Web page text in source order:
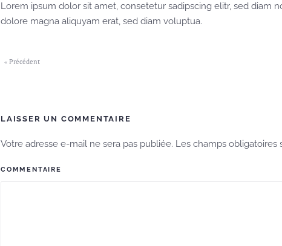
Lorem ipsum dolor sit amet, consetetur sadipscing elitr, sed diam
dolore magna aliquyam erat, sed diam voluptua.
« Précédent
LAISSER UN COMMENTAIRE
Votre adresse e-mail ne sera pas publiée. Les champs obligatoires
COMMENTAIRE